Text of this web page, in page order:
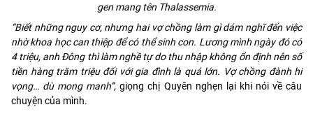
gen mang tên Thalassemia.
“Biết những nguy cơ, nhưng hai vợ chồng làm gì dám nghĩ đến việc
nhờ khoa học can thiệp để có thể sinh con. Lương mình ngày đó có
4 triệu, anh Đông thì làm nghề tự do thu nhập không ổn định nên số
tiền hàng trăm triệu đối với gia đình là quá lớn. Vợ chồng đành hi
vọng… dù mong manh”,giọng chị Quyên nghẹn lại khi nói về câu
chuyện của mình.